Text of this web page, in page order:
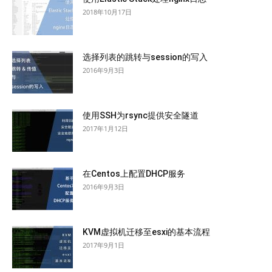
2018年10月17日
选择列表的跳转与session的写入
2016年9月3日
使用SSH为rsync提供安全隧道
2017年1月12日
在Centos上配置DHCP服务
2016年9月3日
KVM虚拟机迁移至esxi的基本流程
2017年9月1日